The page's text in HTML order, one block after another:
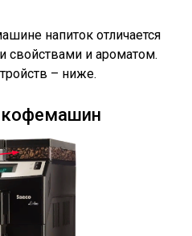
напиток отличается
и ароматом.
– ниже.
кофемашин